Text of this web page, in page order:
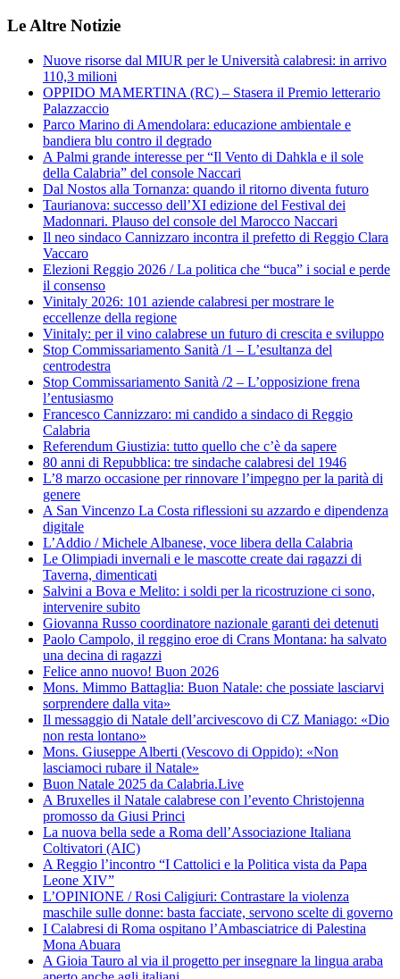
Le Altre Notizie
Nuove risorse dal MIUR per le Università calabresi: in arrivo
110,3 milioni
OPPIDO MAMERTINA (RC) – Stasera il Premio letterario
Palazzaccio
Parco Marino di Amendolara: educazione ambientale e
bandiera blu contro il degrado
A Palmi grande interesse per “Il Vento di Dahkla e il sole
della Calabria” del console Naccari
Dal Nostos alla Tornanza: quando il ritorno diventa futuro
Taurianova: successo dell’XI edizione del Festival dei
Madonnari. Plauso del console del Marocco Naccari
Il neo sindaco Cannizzaro incontra il prefetto di Reggio Clara
Vaccaro
Elezioni Reggio 2026 / La politica che “buca” i social e perde
il consenso
Vinitaly 2026: 101 aziende calabresi per mostrare le
eccellenze della regione
Vinitaly: per il vino calabrese un futuro di crescita e sviluppo
Stop Commissariamento Sanità /1 – L’esultanza del
centrodestra
Stop Commissariamento Sanità /2 – L’opposizione frena
l’entusiasmo
Francesco Cannizzaro: mi candido a sindaco di Reggio
Calabria
Referendum Giustizia: tutto quello che c’è da sapere
80 anni di Repubblica: tre sindache calabresi del 1946
L’8 marzo occasione per rinnovare l’impegno per la parità di
genere
A San Vincenzo La Costa riflessioni su azzardo e dipendenza
digitale
L’Addio / Michele Albanese, voce libera della Calabria
Le Olimpiadi invernali e le mascotte create dai ragazzi di
Taverna, dimenticati
Salvini a Bova e Melito: i soldi per la ricostruzione ci sono,
intervenire subito
Giovanna Russo coordinatore nazionale garanti dei detenuti
Paolo Campolo, il reggino eroe di Crans Montana: ha salvato
una decina di ragazzi
Felice anno nuovo! Buon 2026
Mons. Mimmo Battaglia: Buon Natale: che possiate lasciarvi
sorprendere dalla vita»
Il messaggio di Natale dell’arcivescovo di CZ Maniago: «Dio
non resta lontano»
Mons. Giuseppe Alberti (Vescovo di Oppido): «Non
lasciamoci rubare il Natale»
Buon Natale 2025 da Calabria.Live
A Bruxelles il Natale calabrese con l’evento Christojenna
promosso da Giusi Princi
La nuova bella sede a Roma dell’Associazione Italiana
Coltivatori (AIC)
A Reggio l’incontro “I Cattolici e la Politica vista da Papa
Leone XIV”
L’OPINIONE / Rosi Caligiuri: Contrastare la violenza
maschile sulle donne: basta facciate, servono scelte di governo
I Calabresi di Roma ospitano l’Ambasciatrice di Palestina
Mona Abuara
A Gioia Tauro al via il progetto per insegnare la lingua araba